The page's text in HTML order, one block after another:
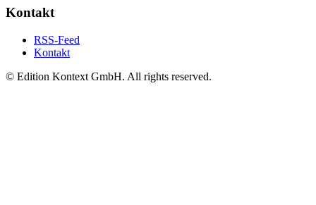
Kontakt
RSS-Feed
Kontakt
© Edition Kontext GmbH. All rights reserved.